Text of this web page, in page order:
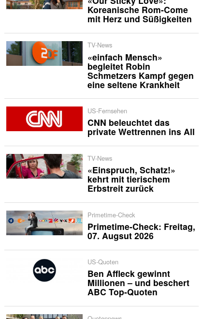
Koreanische Rom-Come
mit Herz und Süßigkeiten
TV-News
«einfach Mensch»
begleitet Robin
Schmetzers Kampf gegen
eine seltene Krankheit
US-Fernsehen
CNN beleuchtet das
private Wettrennen ins All
TV-News
«Einspruch, Schatz!»
kehrt mit tierischem
Erbstreit zurück
Primetime-Check
Primetime-Check: Freitag,
07. Augsut 2026
US-Quoten
Ben Affleck gewinnt
Millionen – und beschert
ABC Top-Quoten